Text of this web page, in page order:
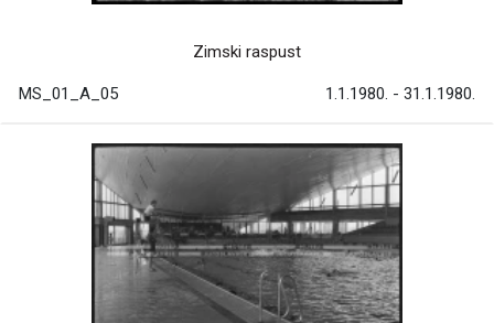
Zimski raspust
MS_01_A_05 1.1.1980. - 31.1.1980.